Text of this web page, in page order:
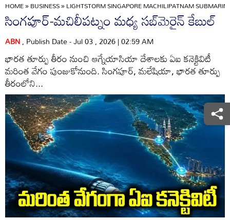
HOME»BUSINESS»LIGHTSTORM SINGAPORE MACHILIPATNAM
సింగపూర్‌-మచిలీపట్నం మధ్య సబ్‌మెరైన్‌ కేబుల్‌
ABN, Publish Date - Jul 03 , 2026 | 02:59 AM
భారత తూర్పు తీరం నుంచి ఆగ్నేయాసియా దేశాలకు ఏఐ కనెక్టివిటీ
మరింత వేగం పుంజుకోనుంది. సింగపూర్‌, మలేషియా, భారత తూర్పు
తీరంలోని...